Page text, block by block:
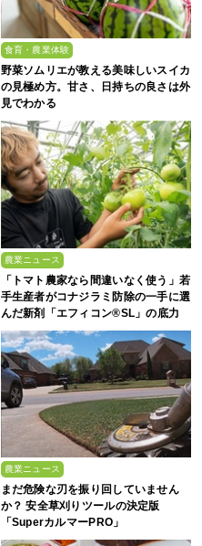
食育・農業体験
野菜ソムリエが教える美味しいスイカ
の見極め方。甘さ、日持ちの良さは外
見でわかる
農業ニュース
「トマト農家なら間違いなく使う」若
手生産者がコナジラミ防除の一手に選
んだ新剤「エフィコン®SL」の底力
農業ニュース
まだ危険な刃を振り回していません
か？ 安全草刈りツールの決定版
「SuperカルマーPRO」